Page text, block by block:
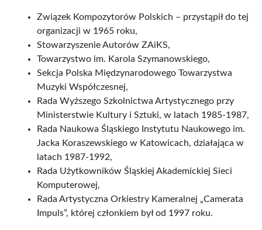
Związek Kompozytorów Polskich – przystąpił do tej
organizacji w 1965 roku,
Stowarzyszenie Autorów ZAiKS,
Towarzystwo im. Karola Szymanowskiego,
Sekcja Polska Międzynarodowego Towarzystwa
Muzyki Współczesnej,
Rada Wyższego Szkolnictwa Artystycznego przy
Ministerstwie Kultury i Sztuki, w latach 1985-1987,
Rada Naukowa Śląskiego Instytutu Naukowego im.
Jacka Koraszewskiego w Katowicach, działająca w
latach 1987-1992,
Rada Użytkowników Śląskiej Akademickiej Sieci
Komputerowej,
Rada Artystyczna Orkiestry Kameralnej „Camerata
Impuls”, której członkiem był od 1997 roku.